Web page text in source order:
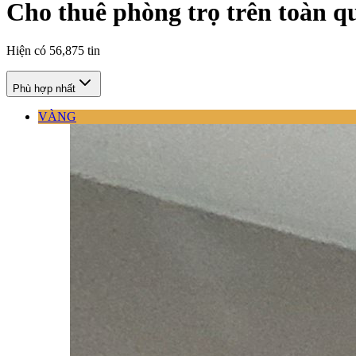
Cho thuê phòng trọ trên toàn
Hiện có 56,875 tin
Phù hợp nhất
VÀNG